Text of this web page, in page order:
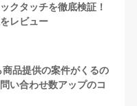
クタッチを徹底検証！
レビュー
品提供の案件がくるの
い合わせ数アップのコ